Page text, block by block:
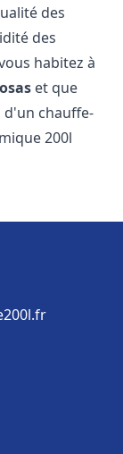
des
des
habitez à
et que
d'un chauffe-
200l